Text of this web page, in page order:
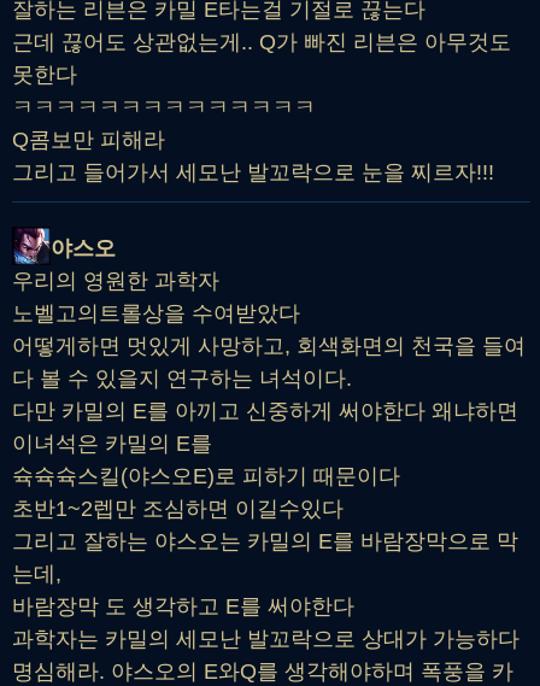
잘하는 리븐은 카밀 E타는걸 기절로 끊는다
근데 끊어도 상관없는게.. Q가 빠진 리븐은 아무것도
못한다
ㅋㅋㅋㅋㅋㅋㅋㅋㅋㅋㅋㅋㅋㅋ
Q콤보만 피해라
그리고 들어가서 세모난 발꼬락으로 눈을 찌르자!!!
야스오
우리의 영원한 과학자
노벨고의트롤상을 수여받았다
어떻게하면 멋있게 사망하고, 회색화면의 천국을 들여
다 볼 수 있을지 연구하는 녀석이다.
다만 카밀의 E를 아끼고 신중하게 써야한다 왜냐하면
이녀석은 카밀의 E를
슉슉슉스킬(야스오E)로 피하기 때문이다
초반1~2렙만 조심하면 이길수있다
그리고 잘하는 야스오는 카밀의 E를 바람장막으로 막
는데,
바람장막 도 생각하고 E를 써야한다
과학자는 카밀의 세모난 발꼬락으로 상대가 가능하다
명심해라. 야스오의 E와Q를 생각해야하며 폭풍을 카